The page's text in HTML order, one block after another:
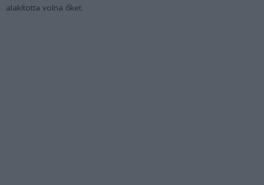
alakította volna őket.